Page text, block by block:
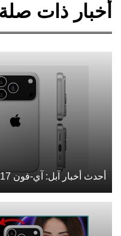
أخبار ذات صلة
أحدث أخبار آبل: آي-فون 17 والمزيد